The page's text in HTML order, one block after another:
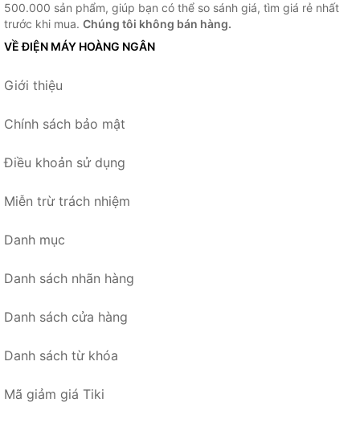
500.000 sản phẩm, giúp bạn có thể so sánh giá, tìm giá rẻ nhất
trước khi mua. Chúng tôi không bán hàng.
VỀ ĐIỆN MÁY HOÀNG NGÂN
Giới thiệu
Chính sách bảo mật
Điều khoản sử dụng
Miễn trừ trách nhiệm
Danh mục
Danh sách nhãn hàng
Danh sách cửa hàng
Danh sách từ khóa
Mã giảm giá Tiki